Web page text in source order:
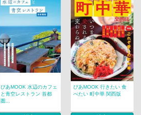
ぴあMOOK 水辺のカフェ
と青空レストラン 首都
圏...
ぴあMOOK 行きたい 食
べたい 町中華 関西版